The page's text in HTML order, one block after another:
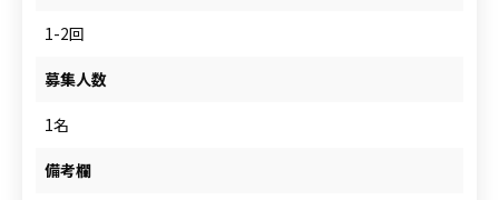
1-2回
募集人数
1名
備考欄